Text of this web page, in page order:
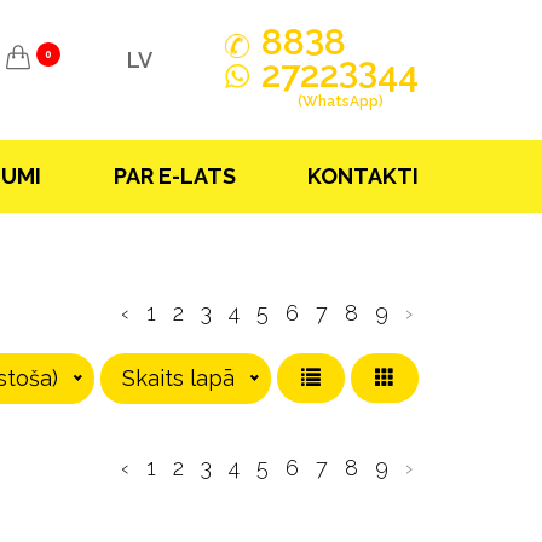
0 LV 8838
27223344
(WhatsApp)
PAR E-LATS KONTAKTI
‹ 1 2 3 4 5 6 7 8 9 ›
Skaits lapā
‹ 1 2 3 4 5 6 7 8 9 ›